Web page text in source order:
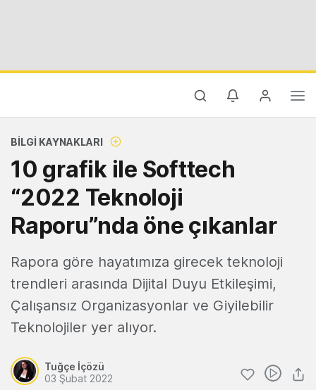
BILGI KAYNAKLARI
10 grafik ile Softtech
“2022 Teknoloji
Raporu”nda öne çıkanlar
Rapora göre hayatımıza girecek teknoloji
trendleri arasında Dijital Duyu Etkileşimi,
Çalışansız Organizasyonlar ve Giyilebilir
Teknolojiler yer alıyor.
Tuğçe İçözü
03 Şubat 2022